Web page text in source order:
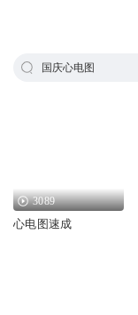
国庆心电图
3089
心电图速成